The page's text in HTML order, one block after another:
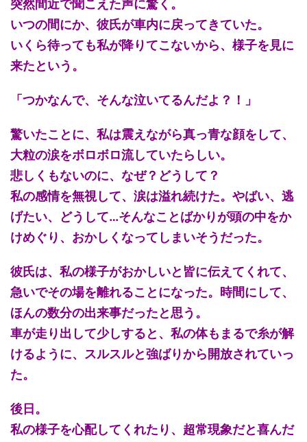
突然間近で聞こえた声に驚く。
いつの間にか、彼氏が車内に戻ってきていた。
いくら待っても私が降りてこないから、様子を見に
来たという。
「つかなんで、そんな泣いてるんだよ？！」
驚いたことに、私は震えながら真っ青な顔をして、
大粒の涙をボロボロ流していたらしい。
悲しくもないのに、なぜ？どうして？
私の感情を無視して、涙は溢れ続けた。やばい、逃
げたい、どうして…そんなことばかりが頭の中をか
けめぐり、おかしくなってしまいそうだった。
彼氏は、私の様子がおかしいと皆に伝えてくれて、
急いでその場を離れることになった。時間にして、
ほんの数分の出来事だったと思う。
車が走り出して少しすると、私の体もまるで糸が解
けるように、スルスルと強ばりから開放されていっ
た。
後日。
私の様子を心配してくれたり、超常現象だと喜んだ